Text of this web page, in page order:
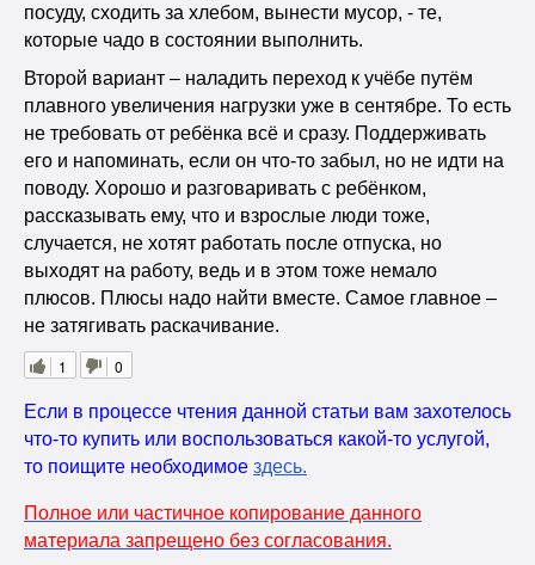
посуду, сходить за хлебом, вынести мусор, - те,
которые чадо в состоянии выполнить.
Второй вариант – наладить переход к учёбе путём
плавного увеличения нагрузки уже в сентябре. То есть
не требовать от ребёнка всё и сразу. Поддерживать
его и напоминать, если он что-то забыл, но не идти на
поводу. Хорошо и разговаривать с ребёнком,
рассказывать ему, что и взрослые люди тоже,
случается, не хотят работать после отпуска, но
выходят на работу, ведь и в этом тоже немало
плюсов. Плюсы надо найти вместе. Самое главное –
не затягивать раскачивание.
1
0
Если в процессе чтения данной статьи вам захотелось
что-то купить или воспользоваться какой-то услугой,
то поищите необходимое здесь.
Полное или частичное копирование данного
материала запрещено без согласования.